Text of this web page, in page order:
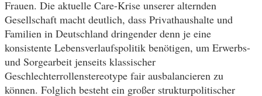
Frauen. Die aktuelle Care-Krise unserer alternden
Gesellschaft macht deutlich, dass Privathaushalte und
Familien in Deutschland dringender denn je eine
konsistente Lebensverlaufspolitik benötigen, um Erwerbs-
und Sorgearbeit jenseits klassischer
Geschlechterrollenstereotype fair ausbalancieren zu
können. Folglich besteht ein großer strukturpolitischer